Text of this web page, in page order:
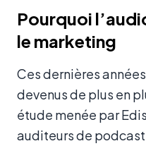
Pourquoi
le marketing
Ces dernières
devenus de plus en
étude menée par
auditeurs de